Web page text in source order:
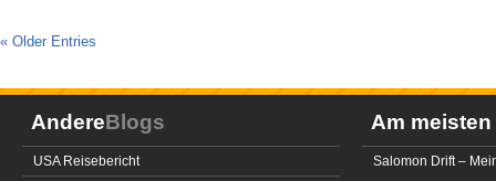
« Older Entries
AndereBlogs
USA Reisebericht
Am meisten
Salomon Drift –